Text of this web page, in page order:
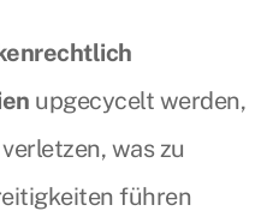
upgecycelt werden,
was zu
führen